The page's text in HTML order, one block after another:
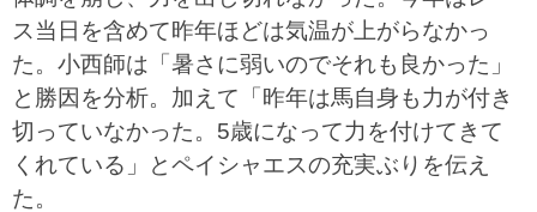
ス当日を含めて昨年ほどは気温が上がらなかっ
た。小西師は「暑さに弱いのでそれも良かった」
と勝因を分析。加えて「昨年は馬自身も力が付き
切っていなかった。5歳になって力を付けてきて
くれている」とペイシャエスの充実ぶりを伝え
た。